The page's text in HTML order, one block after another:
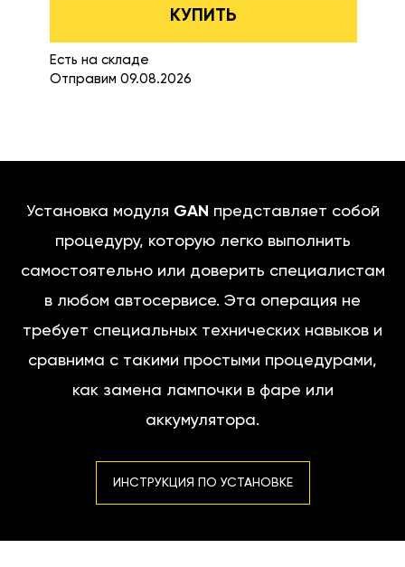
КУПИТЬ
Есть на складе
Отправим 09.08.2026
Установка модуля GAN представляет собой
процедуру, которую легко выполнить
самостоятельно или доверить специалистам
в любом автосервисе. Эта операция не
требует специальных технических навыков и
сравнима с такими простыми процедурами,
как замена лампочки в фаре или
аккумулятора.
ИНСТРУКЦИЯ ПО УСТАНОВКЕ